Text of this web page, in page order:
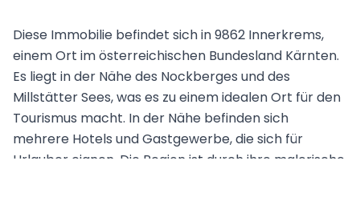
Diese Immobilie befindet sich in 9862 Innerkrems,
einem Ort im österreichischen Bundesland Kärnten.
Es liegt in der Nähe des Nockberges und des
Millstätter Sees, was es zu einem idealen Ort für den
Tourismus macht. In der Nähe befinden sich
mehrere Hotels und Gastgewerbe, die sich für
Urlauber eignen. Die Region ist durch ihre malerische